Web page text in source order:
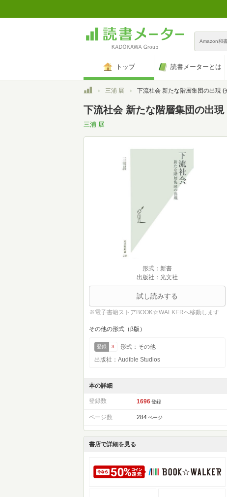
Amazon和
トップ 読書メーターとは
トップ三浦 展 下流社会 新たな階層集団の出現 (光文社新
下流社会 新たな階層集団の出
三浦 展
形式：新書
出版社：光文社
試し読みする
※電子書籍ストアBOOK☆WALKERへ移動します
その他の形式（β版）
登録 3
形式：その他
出版社：Audible Studios
本の詳細
登録数 1696 登録
ページ数 284 ページ
書店で詳細を見る